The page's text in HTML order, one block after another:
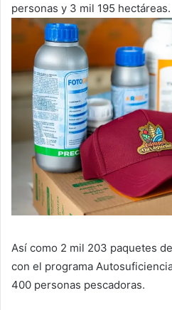
personas y 3 mil 195 hectáreas.
Así como 2 mil 203 paquetes
con el programa
400 personas pescadoras.